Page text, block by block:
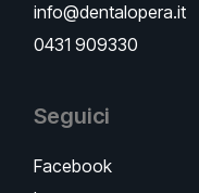
info@dentalopera.it
0431 909330
Seguici
Facebook